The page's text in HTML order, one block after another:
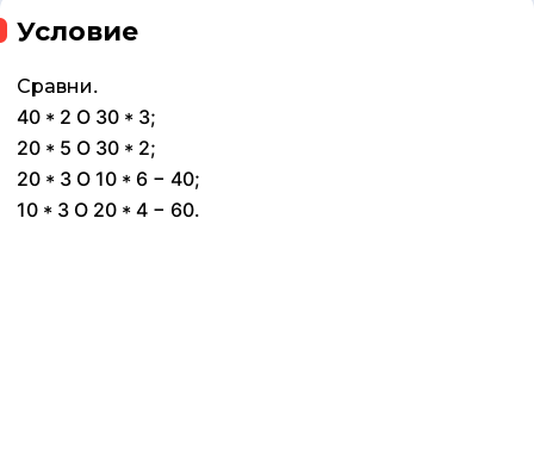
Условие
Сравни.
40 * 2 O 30 * 3;
20 * 5 O 30 * 2;
20 * 3 O 10 * 6 − 40;
10 * 3 O 20 * 4 − 60.